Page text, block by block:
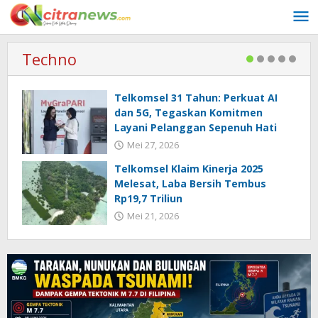
Lewati
ke
konten
Techno
Telkomsel 31 Tahun: Perkuat AI
dan 5G, Tegaskan Komitmen
Layani Pelanggan Sepenuh Hati
Mei 27, 2026
Telkomsel Klaim Kinerja 2025
Melesat, Laba Bersih Tembus
Rp19,7 Triliun
Mei 21, 2026